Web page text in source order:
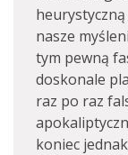
nasze
tym pewną
doskonale
raz po raz
koniec